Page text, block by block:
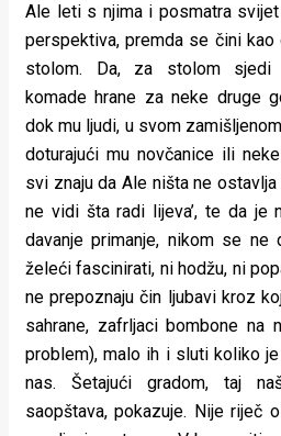
Ale leti s njima i posmatra
perspektiva, premda se čini
stolom. Da, za stolom sjedi
komade hrane za neke druge
dok mu ljudi, u svom
doturajući mu novčanice ili
svi znaju da Ale ništa ne
ne vidi šta radi lijeva’, te da je
davanje primanje, nikom se ne
želeći fascinirati, ni hodžu, ni
ne prepoznaju čin ljubavi kroz
sahrane, zafrljaci bombone na
problem), malo ih i sluti koliko
nas. Šetajući gradom, taj
saopštava, pokazuje. Nije riječ